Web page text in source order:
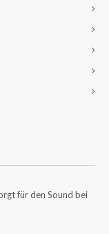
für den Sound bei